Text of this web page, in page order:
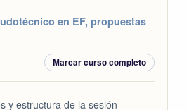
en EF, propuestas
Marcar curso completo
y estructura de la sesión